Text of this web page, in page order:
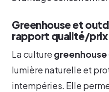
Greenhouse et
rapport qualité/prix
La culture greenhouse
lumière naturelle et
intempéries. Elle